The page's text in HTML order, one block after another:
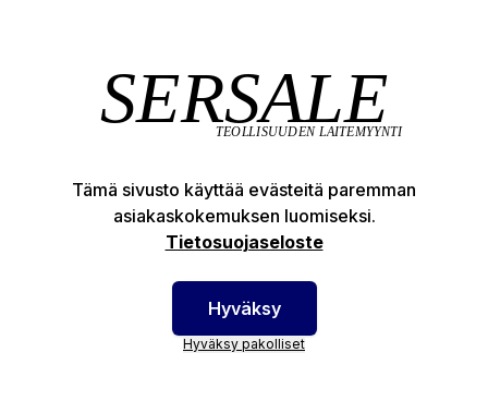
Tekniset edut
Tämä sivusto käyttää evästeitä paremman
asiakaskokemuksen luomiseksi.
Tietosuojaseloste
Hyväksy
Hyväksy pakolliset